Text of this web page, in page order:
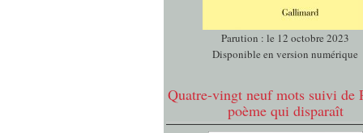
Parution : le 12 octobre 2023
Disponible en version numérique
Quatre-vingt neuf mots suivi de
poème qui disparaît